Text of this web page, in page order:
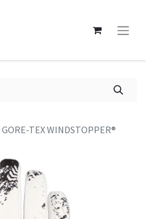
TEX WINDSTOPPER®